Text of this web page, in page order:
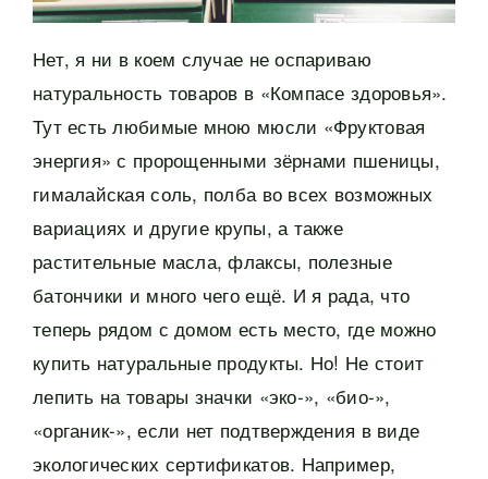
Нет, я ни в коем случае не оспариваю
натуральность товаров в «Компасе здоровья».
Тут есть любимые мною мюсли «Фруктовая
энергия» с пророщенными зёрнами пшеницы,
гималайская соль, полба во всех возможных
вариациях и другие крупы, а также
растительные масла, флаксы, полезные
батончики и много чего ещё. И я рада, что
теперь рядом с домом есть место, где можно
купить натуральные продукты. Но! Не стоит
лепить на товары значки «эко-», «био-»,
«органик-», если нет подтверждения в виде
экологических сертификатов. Например,